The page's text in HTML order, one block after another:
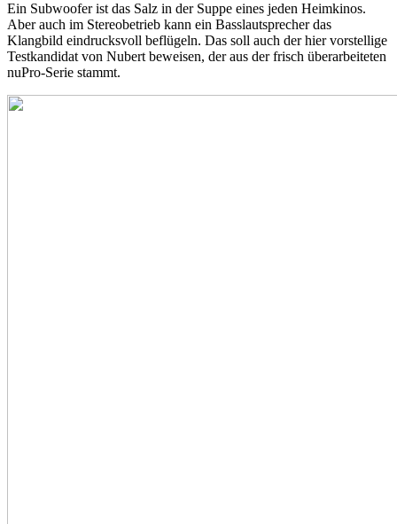
Ein Subwoofer ist das Salz in der Suppe eines jeden Heimkinos.
Aber auch im Stereobetrieb kann ein Basslautsprecher das
Klangbild eindrucksvoll beflügeln. Das soll auch der hier vorstellige
Testkandidat von Nubert beweisen, der aus der frisch überarbeiteten
nuPro-Serie stammt.